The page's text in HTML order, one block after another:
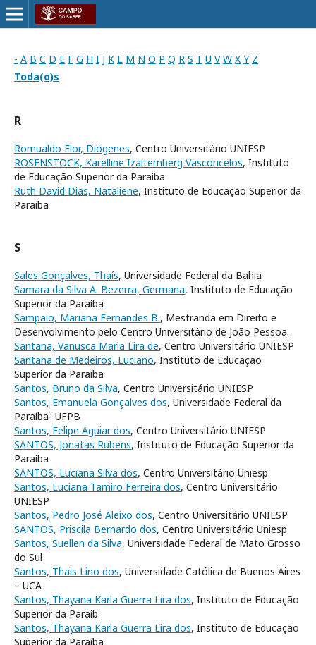
- A B C D E F G H I J K L M N O P Q R S T U V W X Y Z
Toda(o)s
R
Romualdo Flor, Diógenes, Centro Universitário UNIESP
ROSENSTOCK, Karelline Izaltemberg Vasconcelos, Instituto
de Educação Superior da Paraíba
Ruth David Dias, Nataliene, Instituto de Educação Superior da
Paraíba
S
Sales Gonçalves, Thaís, Universidade Federal da Bahia
Samara da Silva A. Bezerra, Germana, Instituto de Educação
Superior da Paraíba
Sampaio, Mariana Fernandes B., Mestranda em Direito e
Desenvolvimento pelo Centro Universitário de João Pessoa.
Santana, Vanusca Maria Lira de, Centro Universitário UNIESP
Santana de Medeiros, Luciano, Instituto de Educação
Superior da Paraíba
Santos, Bruno da Silva, Centro Universitário UNIESP
Santos, Emanuela Gonçalves dos, Universidade Federal da
Paraíba- UFPB
Santos, Felipe Aguiar dos, Centro Universitário UNIESP
SANTOS, Jonatas Rubens, Instituto de Educação Superior da
Paraíba
SANTOS, Luciana Silva dos, Centro Universitário Uniesp
Santos, Luciana Tamiro Ferreira dos, Centro Universitário
UNIESP
Santos, Pedro José Aleixo dos, Centro Universitário UNIESP
SANTOS, Priscila Bernardo dos, Centro Universitário Uniesp
Santos, Suellen da Silva, Universidade Federal de Mato Grosso
do Sul
Santos, Thais Lino dos, Universidade Católica de Buenos Aires
– UCA
Santos, Thayana Karla Guerra Lira dos, Instituto de Educação
Superior da Paraíb
Santos, Thayana Karla Guerra Lira dos, Instituto de Educação
Superior da Paraíba